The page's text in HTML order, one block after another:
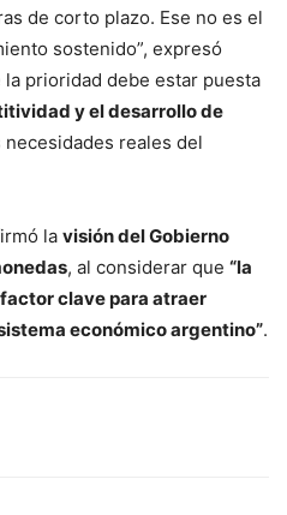
de corto plazo. Ese no es el
sostenido”, expresó
prioridad debe estar puesta
y el desarrollo de
reales del
la visión del Gobierno
, al considerar que “la
clave para atraer
económico argentino”.